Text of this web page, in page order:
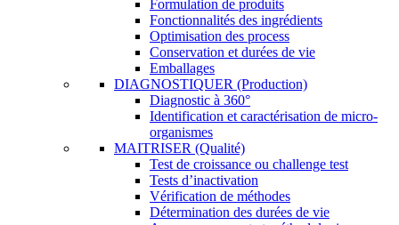
Formulation de produits
Fonctionnalités des ingrédients
Optimisation des process
Conservation et durées de vie
Emballages
DIAGNOSTIQUER (Production)
Diagnostic à 360°
Identification et caractérisation de micro-
organismes
MAITRISER (Qualité)
Test de croissance ou challenge test
Tests d’inactivation
Vérification de méthodes
Détermination des durées de vie